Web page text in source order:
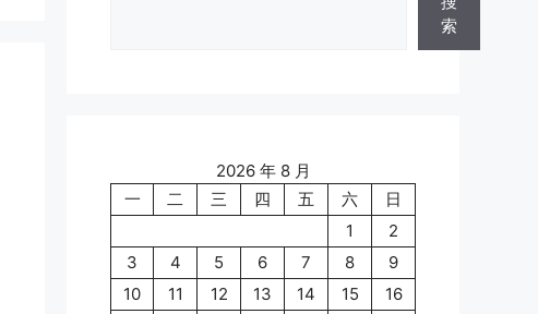
索
2026 年 8 月
一
二 三 四 五 六
日
1
2
3
4 5 6 7 8
9
10
11 12 13 14 15
16